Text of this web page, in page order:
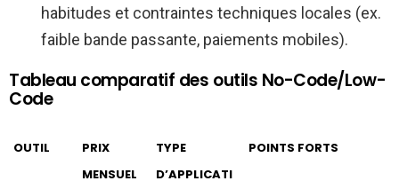
habitudes et contraintes techniques locales (ex.
faible bande passante, paiements mobiles).
Tableau comparatif des outils No-Code/Low-
Code
OUTIL
PRIX
MENSUEL
TYPE
D’APPLICATI
POINTS FORTS